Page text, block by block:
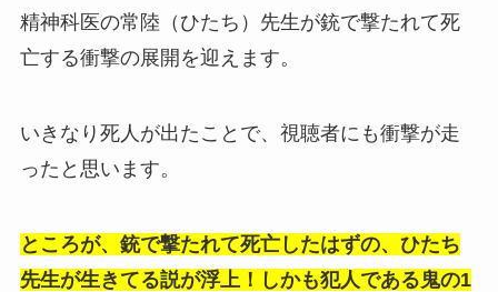
精神科医の常陸（ひたち）先生が銃で撃たれて死
亡する衝撃の展開を迎えます。
いきなり死人が出たことで、視聴者にも衝撃が走
ったと思います。
ところが、銃で撃たれて死亡したはずの、ひたち
先生が生きてる説が浮上！しかも犯人である鬼の1